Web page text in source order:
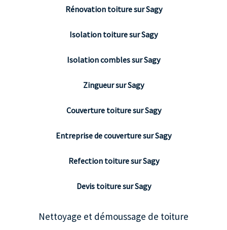
Rénovation toiture sur Sagy
Isolation toiture sur Sagy
Isolation combles sur Sagy
Zingueur sur Sagy
Couverture toiture sur Sagy
Entreprise de couverture sur Sagy
Refection toiture sur Sagy
Devis toiture sur Sagy
Nettoyage et démoussage de toiture